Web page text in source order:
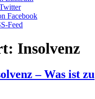
Facebook
Feed
Insolvenz
– Was ist zu